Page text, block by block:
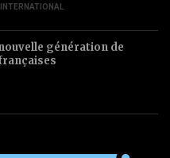
INTERNATIONAL
génération de